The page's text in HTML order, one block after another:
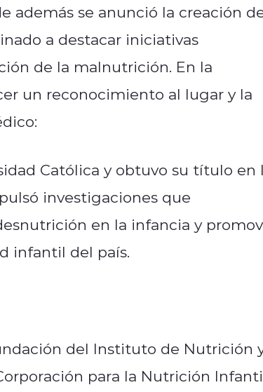
además se anunció la creación
a destacar iniciativas
de la malnutrición. En la
un reconocimiento al lugar y la
Católica y obtuvo su título en
investigaciones que
en la infancia y
infantil del país.
del Instituto de Nutrición
para la Nutrición